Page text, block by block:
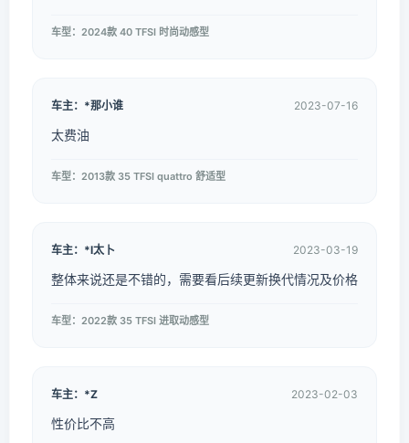
车型：2024款 40 TFSI 时尚动感型
车主：*那小谁 2023-07-16
太费油
车型：2013款 35 TFSI quattro 舒适型
车主：*l太卜 2023-03-19
整体来说还是不错的，需要看后续更新换代情况及价格
车型：2022款 35 TFSI 进取动感型
车主：*Z 2023-02-03
性价比不高